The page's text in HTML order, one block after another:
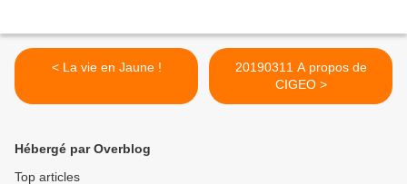
< La vie en Jaune !
20190311 A propos de
CIGEO >
Hébergé par Overblog
Top articles